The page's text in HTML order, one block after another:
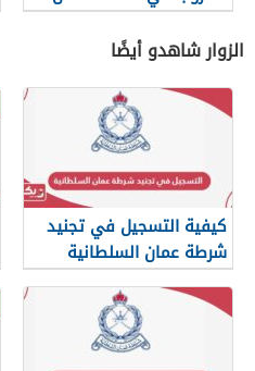
الزوار شاهدو أيضًا
كيفية التسجيل في تجنيد
شرطة عمان السلطانية
2026